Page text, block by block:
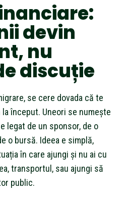
devin
nu
discuție
se cere dovada că te
început. Uneori se numește
legat de un sponsor, de o
o bursă. Ideea e simplă,
în care ajungi și nu ai cu
transportul, sau ajungi să
public.